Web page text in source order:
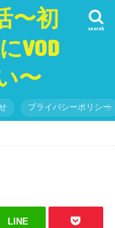
〜初
VOD
〜
search
プライバシーポリシー
LINE